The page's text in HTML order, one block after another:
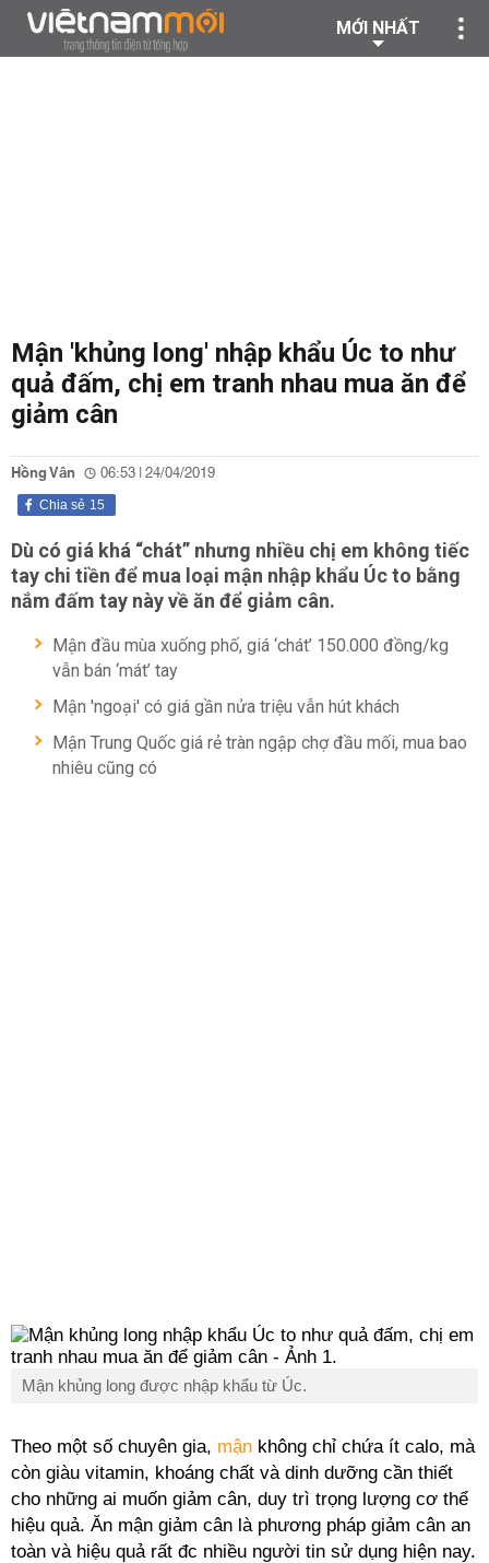
MỚI NHẤT
Mận 'khủng long' nhập khẩu Úc to như
quả đấm, chị em tranh nhau mua ăn để
giảm cân
Hồng Vân 06:53 | 24/04/2019
15
Chia sẻ
Dù có giá khá “chát” nhưng nhiều chị em không tiếc
tay chi tiền để mua loại mận nhập khẩu Úc to bằng
nắm đấm tay này về ăn để giảm cân.
Mận đầu mùa xuống phố, giá ‘chát’ 150.000 đồng/kg
vẫn bán ‘mát’ tay
Mận 'ngoại' có giá gần nửa triệu vẫn hút khách
Mận Trung Quốc giá rẻ tràn ngập chợ đầu mối, mua bao
nhiêu cũng có
Mận khủng long được nhập khẩu từ Úc.
Theo một số chuyên gia, mận không chỉ chứa ít calo, mà
còn giàu vitamin, khoáng chất và dinh dưỡng cần thiết
cho những ai muốn giảm cân, duy trì trọng lượng cơ thể
hiệu quả. Ăn mận giảm cân là phương pháp giảm cân an
toàn và hiệu quả rất đc nhiều người tin sử dụng hiện nay.